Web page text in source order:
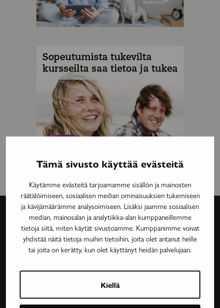
Tämä sivusto käyttää evästeitä
Käytämme evästeitä tarjoamamme sisällön ja mainosten
räätälöimiseen, sosiaalisen median ominaisuuksien tukemiseen
ja kävijämäärämme analysoimiseen. Lisäksi jaamme sosiaalisen
median, mainosalan ja analytiikka-alan kumppaneillemme
tietoja siitä, miten käytät sivustoamme. Kumppanimme voivat
yhdistää näitä tietoja muihin tietoihin, joita olet antanut heille
tai joita on kerätty, kun olet käyttänyt heidän palvelujaan.
Kiellä
Avain-
lehti
Neurologinen aikakauslehti Avain tarjoaa luotettavaa
ja asiantuntevaa tietoa MS-taudin, neurologisten
harvinaissairauksien ja essentiaalisen vapinan